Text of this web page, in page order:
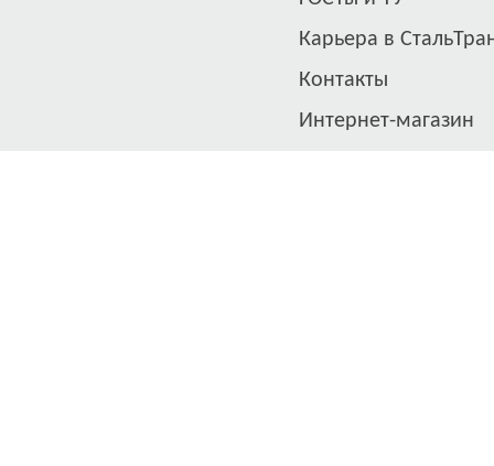
Карьера в
Контакты
Интернет-магазин